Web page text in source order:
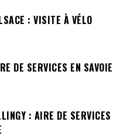
: VISITE À VÉLO
DE SERVICES EN SAVOIE
: AIRE DE SERVICES